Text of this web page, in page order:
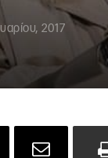
2017